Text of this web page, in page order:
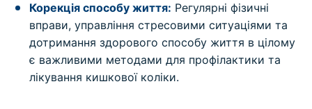
Корекція способу життя: Регулярні фізичні
вправи, управління стресовими ситуаціями та
дотримання здорового способу життя в цілому
є важливими методами для профілактики та
лікування кишкової коліки.